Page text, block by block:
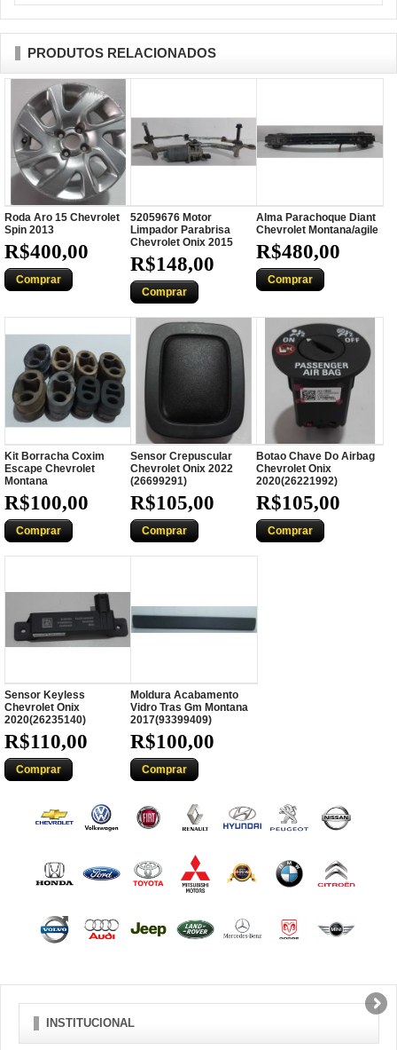
PRODUTOS RELACIONADOS
Roda Aro 15 Chevrolet
Spin 2013
R$400,00
Comprar
52059676 Motor
Limpador Parabrisa
Chevrolet Onix 2015
R$148,00
Comprar
Alma Parachoque Diant
Chevrolet Montana/agile
R$480,00
Comprar
Kit Borracha Coxim
Escape Chevrolet
Montana
R$100,00
Comprar
Sensor Crepuscular
Chevrolet Onix 2022
(26699291)
R$105,00
Comprar
Botao Chave Do Airbag
Chevrolet Onix
2020(26221992)
R$105,00
Comprar
Sensor Keyless
Chevrolet Onix
2020(26235140)
R$110,00
Comprar
Moldura Acabamento
Vidro Tras Gm Montana
2017(93399409)
R$100,00
Comprar
INSTITUCIONAL